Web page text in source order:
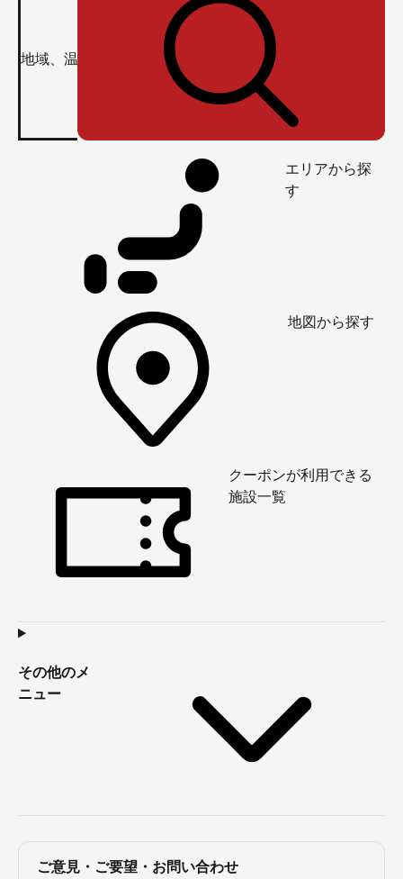
エリアから探
す
地図から探す
クーポンが利用できる
施設一覧
その他のメ
ニュー
ご意見・ご要望・お問い合わせ